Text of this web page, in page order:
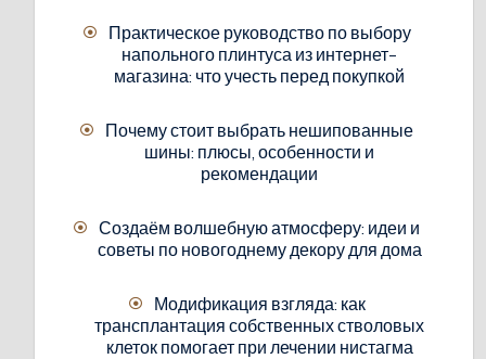
Практическое руководство по выбору
напольного плинтуса из интернет-
магазина: что учесть перед покупкой
Почему стоит выбрать нешипованные
шины: плюсы, особенности и
рекомендации
Создаём волшебную атмосферу: идеи и
советы по новогоднему декору для дома
Модификация взгляда: как
трансплантация собственных стволовых
клеток помогает при лечении нистагма